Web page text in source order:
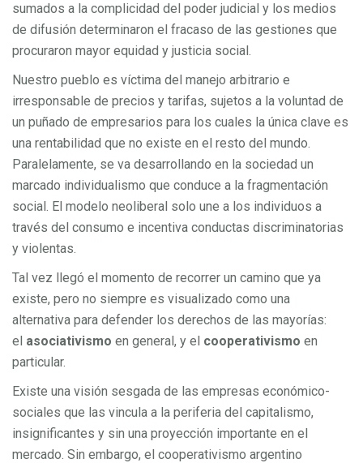
sumados a la complicidad del poder judicial y los medios
de difusión determinaron el fracaso de las gestiones que
procuraron mayor equidad y justicia social.
Nuestro pueblo es víctima del manejo arbitrario e
irresponsable de precios y tarifas, sujetos a la voluntad de
un puñado de empresarios para los cuales la única clave es
una rentabilidad que no existe en el resto del mundo.
Paralelamente, se va desarrollando en la sociedad un
marcado individualismo que conduce a la fragmentación
social. El modelo neoliberal solo une a los individuos a
través del consumo e incentiva conductas discriminatorias
y violentas.
Tal vez llegó el momento de recorrer un camino que ya
existe, pero no siempre es visualizado como una
alternativa para defender los derechos de las mayorías:
el asociativismo en general, y el cooperativismo en
particular.
Existe una visión sesgada de las empresas económico-
sociales que las vincula a la periferia del capitalismo,
insignificantes y sin una proyección importante en el
mercado. Sin embargo, el cooperativismo argentino